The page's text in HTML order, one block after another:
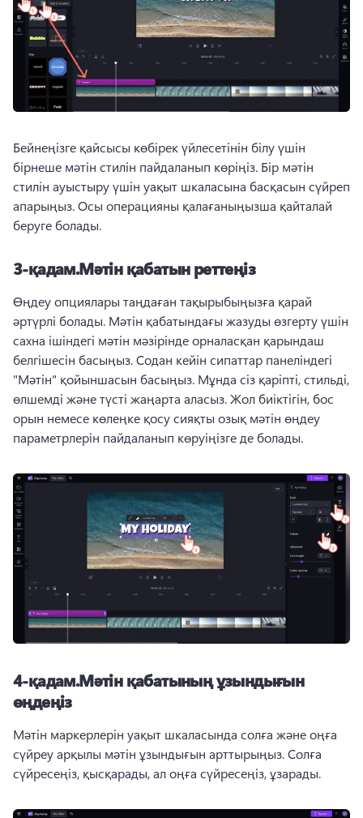
Бейнеңізге қайсысы көбірек үйлесетінін білу үшін
бірнеше мәтін стилін пайдаланып көріңіз. Бір мәтін
стилін ауыстыру үшін уақыт шкаласына басқасын сүйреп
апарыңыз. Осы операцияны қалағаныңызша қайталай
беруге болады.
3-қадам.Мәтін қабатын реттеңіз
Өңдеу опциялары таңдаған тақырыбыңызға қарай
әртүрлі болады. Мәтін қабатындағы жазуды өзгерту үшін
сахна ішіндегі мәтін мәзірінде орналасқан қарындаш
белгішесін басыңыз. Содан кейін сипаттар панеліндегі
"Мәтін" қойыншасын басыңыз. Мұнда сіз қаріпті, стильді,
өлшемді және түсті жаңарта аласыз. Жол биіктігін, бос
орын немесе көлеңке қосу сияқты озық мәтін өңдеу
параметрлерін пайдаланып көруіңізге де болады.
4-қадам.Мәтін қабатының ұзындығын
өңдеңіз
Мәтін маркерлерін уақыт шкаласында солға және оңға
сүйреу арқылы мәтін ұзындығын арттырыңыз. Солға
сүйресеңіз, қысқарады, ал оңға сүйресеңіз, ұзарады.